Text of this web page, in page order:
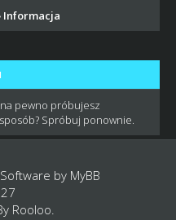
› Informacja
pewno próbujesz
Spróbuj ponownie.
by MyBB
Rooloo.